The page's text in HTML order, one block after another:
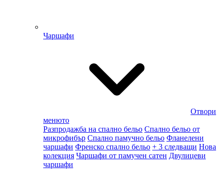
Чаршафи
Отвори
менюто
Разпродажба на спално бельо Спално бельо от
микрофибър Спално памучно бельо Фланелени
чаршафи Френско спално бельо + 3 следващи Нова
колекция Чаршафи от памучен сатен Двулицеви
чаршафи